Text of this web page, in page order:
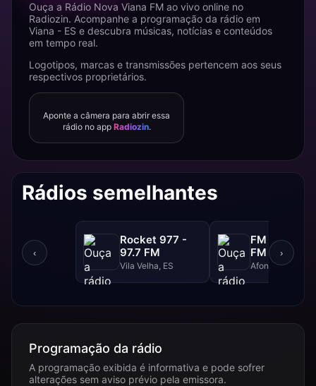
Ouça a Rádio Nova Viana FM ao vivo online no
Radiozin. Acompanhe a programação da rádio em
Viana - ES e descubra músicas, notícias e conteúdos
em tempo real.
Logotipos, marcas e transmissões pertencem aos seus
respectivos proprietários.
Aponte a câmera para abrir essa
rádio no app Radiozin.
Rádios semelhantes
‹
Rocket 977 -
97.7 FM
Vila Velha, ES
FM Super -
FM
Afonso Claudio,
›
Programação da rádio
A programação exibida é informativa e pode sofrer
alterações sem aviso prévio pela emissora.